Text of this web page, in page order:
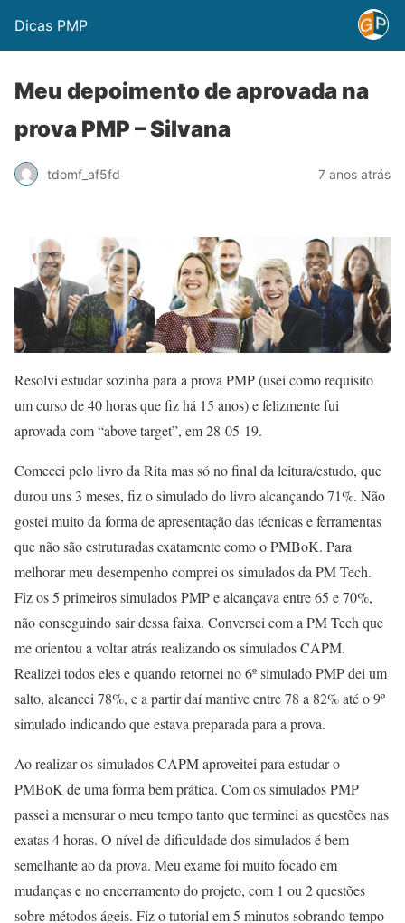
Dicas PMP
Meu depoimento de aprovada na
prova PMP – Silvana
tdomf_af5fd 7 anos atrás
Resolvi estudar sozinha para a prova PMP (usei como requisito
um curso de 40 horas que fiz há 15 anos) e felizmente fui
aprovada com “above target”, em 28-05-19.
Comecei pelo livro da Rita mas só no final da leitura/estudo, que
durou uns 3 meses, fiz o simulado do livro alcançando 71%. Não
gostei muito da forma de apresentação das técnicas e ferramentas
que não são estruturadas exatamente como o PMBoK. Para
melhorar meu desempenho comprei os simulados da PM Tech.
Fiz os 5 primeiros simulados PMP e alcançava entre 65 e 70%,
não conseguindo sair dessa faixa. Conversei com a PM Tech que
me orientou a voltar atrás realizando os simulados CAPM.
Realizei todos eles e quando retornei no 6º simulado PMP dei um
salto, alcancei 78%, e a partir daí mantive entre 78 a 82% até o 9º
simulado indicando que estava preparada para a prova.
Ao realizar os simulados CAPM aproveitei para estudar o
PMBoK de uma forma bem prática. Com os simulados PMP
passei a mensurar o meu tempo tanto que terminei as questões nas
exatas 4 horas. O nível de dificuldade dos simulados é bem
semelhante ao da prova. Meu exame foi muito focado em
mudanças e no encerramento do projeto, com 1 ou 2 questões
sobre métodos ágeis. Fiz o tutorial em 5 minutos sobrando tempo